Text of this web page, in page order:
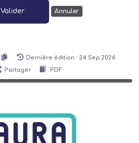
Valider Annuler
Dernière édition : 24 Sep 2024
Partager
PDF